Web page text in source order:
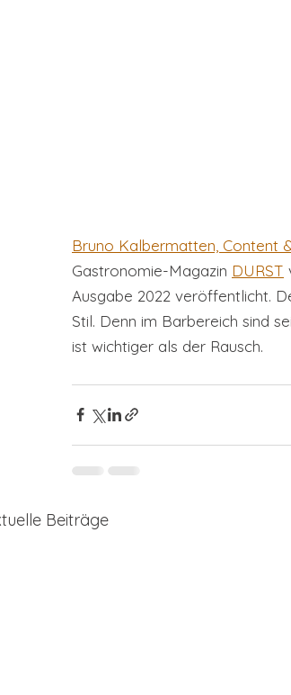
Bruno Kalbermatten, Content
Gastronomie-Magazin DURST
Ausgabe 2022 veröffentlicht.
Stil. Denn im Barbereich sind
ist wichtiger als der Rausch.
Beiträge